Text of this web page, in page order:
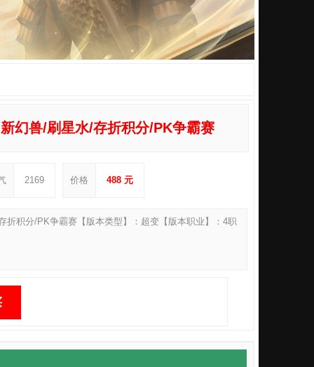
幻兽/刷星水/存折积分/PK争霸赛
2169 价格 488 元
积分/PK争霸赛【版本类型】：超变【版本职业】：4职